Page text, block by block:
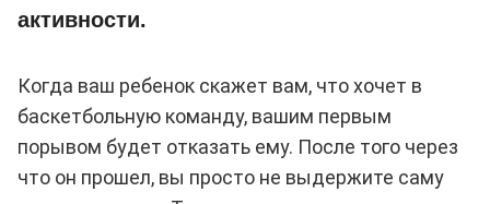
активности.
Когда ваш ребенок скажет вам, что хочет в
баскетбольную команду, вашим первым
порывом будет отказать ему. После того через
что он прошел, вы просто не выдержите саму